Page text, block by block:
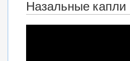
Назальные капли